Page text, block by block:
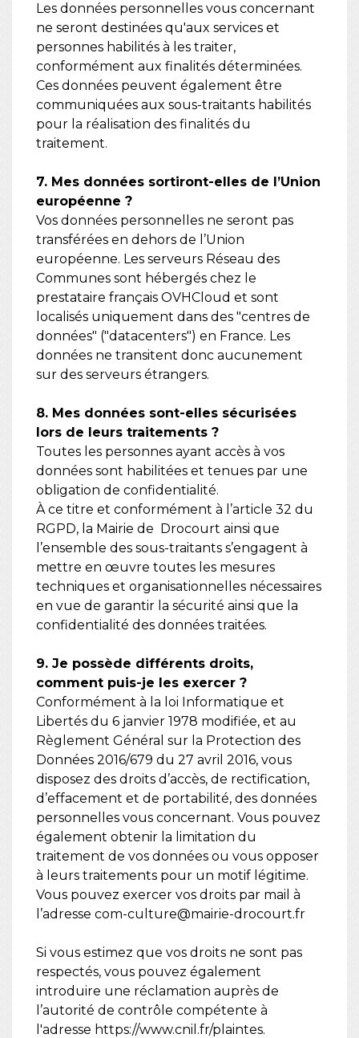
Les données personnelles vous concernant
ne seront destinées qu'aux services et
personnes habilités à les traiter,
conformément aux finalités déterminées.
Ces données peuvent également être
communiquées aux sous-traitants habilités
pour la réalisation des finalités du
traitement.
7. Mes données sortiront-elles de l’Union
européenne ?
Vos données personnelles ne seront pas
transférées en dehors de l’Union
européenne. Les serveurs Réseau des
Communes sont hébergés chez le
prestataire français OVHCloud et sont
localisés uniquement dans des "centres de
données" ("datacenters") en France. Les
données ne transitent donc aucunement
sur des serveurs étrangers.
8. Mes données sont-elles sécurisées
lors de leurs traitements ?
Toutes les personnes ayant accès à vos
données sont habilitées et tenues par une
obligation de confidentialité.
À ce titre et conformément à l’article 32 du
RGPD, la Mairie de Drocourt ainsi que
l’ensemble des sous-traitants s’engagent à
mettre en œuvre toutes les mesures
techniques et organisationnelles nécessaires
en vue de garantir la sécurité ainsi que la
confidentialité des données traitées.
9. Je possède différents droits,
comment puis-je les exercer ?
Conformément à la loi Informatique et
Libertés du 6 janvier 1978 modifiée, et au
Règlement Général sur la Protection des
Données 2016/679 du 27 avril 2016, vous
disposez des droits d’accès, de rectification,
d’effacement et de portabilité, des données
personnelles vous concernant. Vous pouvez
également obtenir la limitation du
traitement de vos données ou vous opposer
à leurs traitements pour un motif légitime.
Vous pouvez exercer vos droits par mail à
l’adresse com-culture@mairie-drocourt.fr
Si vous estimez que vos droits ne sont pas
respectés, vous pouvez également
introduire une réclamation auprès de
l’autorité de contrôle compétente à
l'adresse https://www.cnil.fr/plaintes.